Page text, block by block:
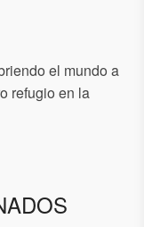
el mundo a
refugio en la